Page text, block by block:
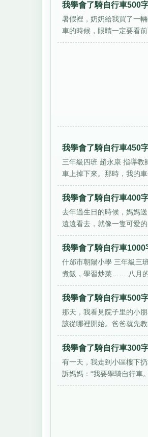
我學會了騎自行車500
暑假裡，奶奶給我買了一
車的時候，眼睛一定要看
我學會了騎自行車450
三年級四班 趙永康 指導教
車上掉下來。那時，我的
我學會了騎自行車400
去年過生日的時候，媽媽
遠遠看去，就像一隻可愛
我學會了騎自行車1000
什邡市朝陽小學 三年級三
煮飯，學習炒菜…… 八月的
我學會了騎自行車500
那天，我看見院子里的小
該從哪裡開始。爸爸就先
我學會了騎自行車300
有一天，我走到小區樓下
訴媽媽：“我要學騎自行車